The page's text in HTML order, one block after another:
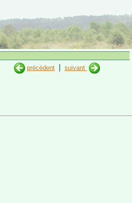
précédent
suivant